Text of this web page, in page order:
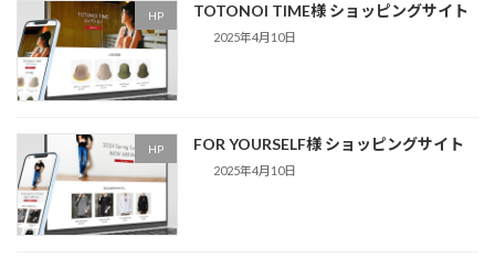
HP TOTONOI TIME様 ショッピングサイト
2025年4月10日
HP FOR YOURSELF様 ショッピングサイト
2025年4月10日